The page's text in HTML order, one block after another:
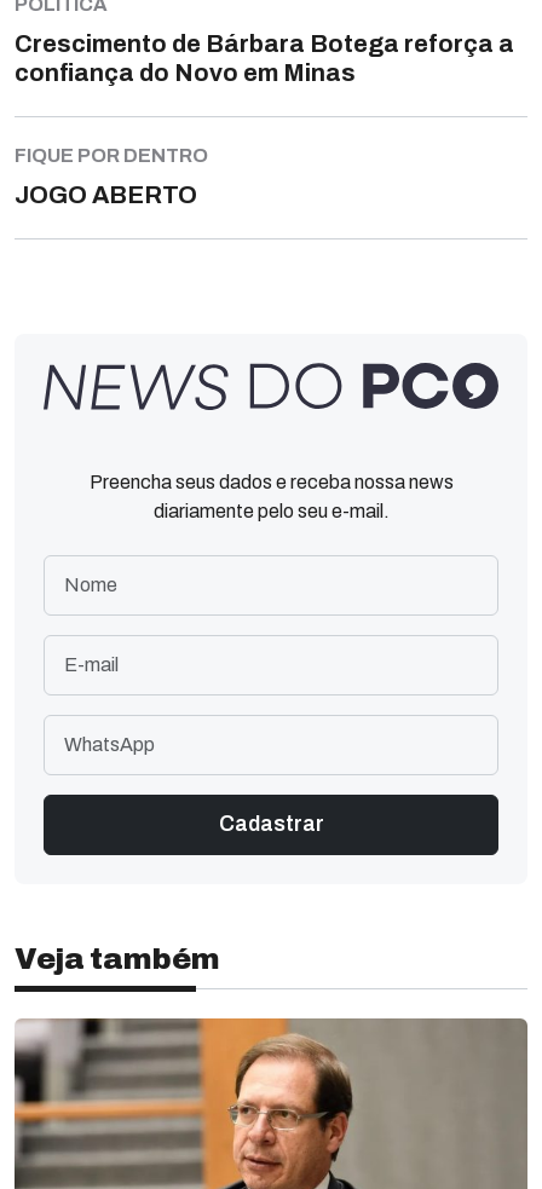
POLÍTICA
Crescimento de Bárbara Botega reforça a
confiança do Novo em Minas
FIQUE POR DENTRO
JOGO ABERTO
Preencha seus dados e receba nossa news
diariamente pelo seu e-mail.
Veja também